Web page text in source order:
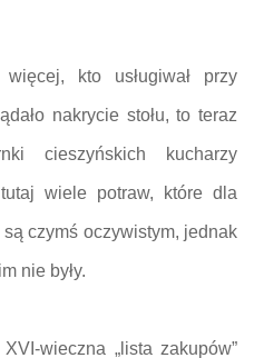
kto usługiwał przy
nakrycie stołu, to teraz
cieszyńskich kucharzy
wiele potraw, które dla
są czymś oczywistym, jednak
nie były.
wieczna „lista zakupów”